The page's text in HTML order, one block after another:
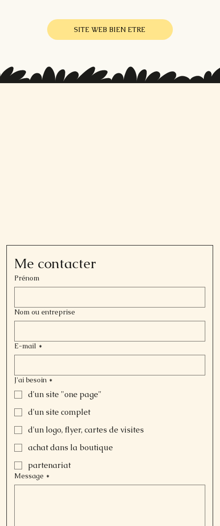
SITE WEB BIEN ETRE
Me contacter
Prénom
Nom ou entreprise
E-mail *
J'ai besoin *
d'un site "one page"
d'un site complet
d'un logo, flyer, cartes de visites
achat dans la boutique
partenariat
Message *